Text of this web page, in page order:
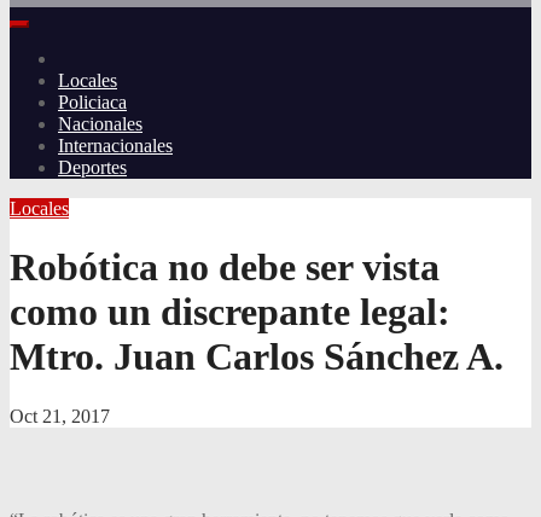
Locales
Policiaca
Nacionales
Internacionales
Deportes
Locales
Robótica no debe ser vista
como un discrepante legal:
Mtro. Juan Carlos Sánchez A.
Oct 21, 2017